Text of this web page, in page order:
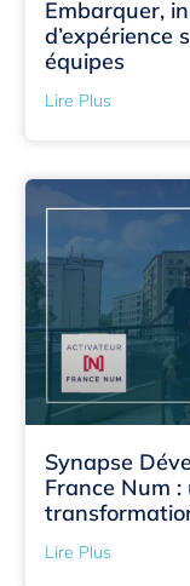
Embarquer,
d’expérience
équipes
Lire Plus
Synapse
France Num
Lire Plus